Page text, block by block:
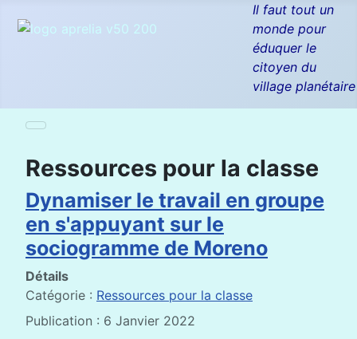
Il faut tout un
monde pour
éduquer le
citoyen du
village planétaire
Ressources pour la classe
Dynamiser le travail en groupe
en s'appuyant sur le
sociogramme de Moreno
Détails
Catégorie : Ressources pour la classe
Publication : 6 Janvier 2022